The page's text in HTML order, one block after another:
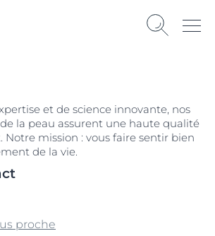
et de science innovante, nos
la peau assurent une haute qualité
mission : vous faire sentir bien
de la vie.
proche